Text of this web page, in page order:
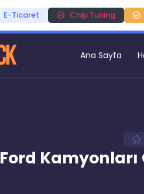
E-Ticaret Chip Tuning
Ana Sayfa
Ford Kamyonları